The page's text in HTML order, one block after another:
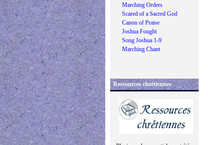
Marching Orders
Scared of a Sacred God
Canon of Praise
Joshua Fought
Song Joshua 1-9
Marching Chant
Ressources chrétiennes